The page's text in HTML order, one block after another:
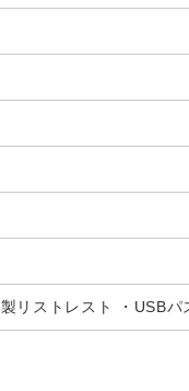
リストレスト ・USB